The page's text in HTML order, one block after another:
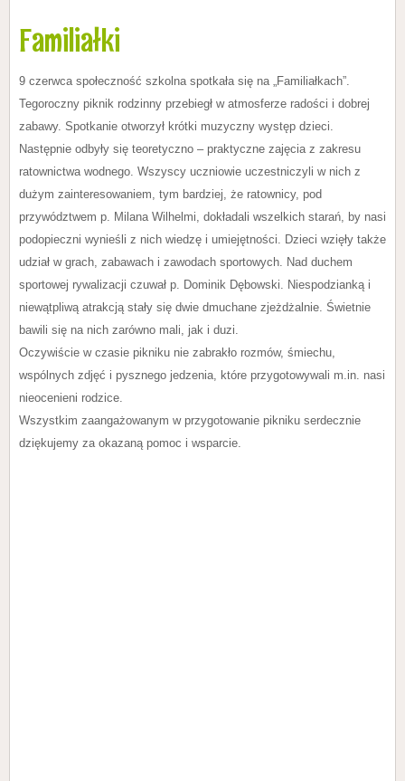
Familiałki
9 czerwca społeczność szkolna spotkała się na „Familiałkach”.
Tegoroczny piknik rodzinny przebiegł w atmosferze radości i dobrej
zabawy. Spotkanie otworzył krótki muzyczny występ dzieci.
Następnie odbyły się teoretyczno – praktyczne zajęcia z zakresu
ratownictwa wodnego. Wszyscy uczniowie uczestniczyli w nich z
dużym zainteresowaniem, tym bardziej, że ratownicy, pod
przywództwem p. Milana Wilhelmi, dokładali wszelkich starań, by nasi
podopieczni wynieśli z nich wiedzę i umiejętności. Dzieci wzięły także
udział w grach, zabawach i zawodach sportowych. Nad duchem
sportowej rywalizacji czuwał p. Dominik Dębowski. Niespodzianką i
niewątpliwą atrakcją stały się dwie dmuchane zjeżdżalnie. Świetnie
bawili się na nich zarówno mali, jak i duzi.
Oczywiście w czasie pikniku nie zabrakło rozmów, śmiechu,
wspólnych zdjęć i pysznego jedzenia, które przygotowywali m.in. nasi
nieocenieni rodzice.
Wszystkim zaangażowanym w przygotowanie pikniku serdecznie
dziękujemy za okazaną pomoc i wsparcie.